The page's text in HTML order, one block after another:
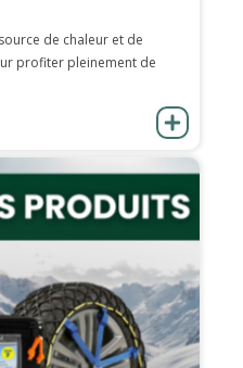
de chaleur et de
profiter pleinement de